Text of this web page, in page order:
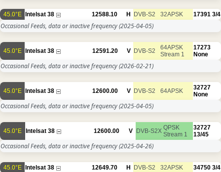
45.0°E Intelsat 38 12588.10 H DVB-S2 32APSK 17391 3/4
Occasional Feeds, data or inactive frequency(2025-04-05)
45.0°E Intelsat 38 12591.20 V DVB-S2
64APSK
Stream 1
17273
None
Occasional Feeds, data or inactive frequency(2026-02-21)
45.0°E Intelsat 38 12600.00 V DVB-S2 64APSK
32727
None
Occasional Feeds, data or inactive frequency(2025-04-05)
45.0°E Intelsat 38 12600.00 V DVB-S2X QPSK
Stream 1
32727
13/45
Occasional Feeds, data or inactive frequency(2025-04-26)
45.0°E Intelsat 38 12649.70 H DVB-S2 32APSK 34750 3/4